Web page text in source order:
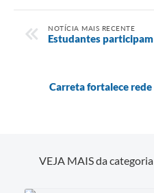
NOTÍCIA MAIS RECENTE
Estudantes
Carreta fortalece
VEJA MAIS da categoria